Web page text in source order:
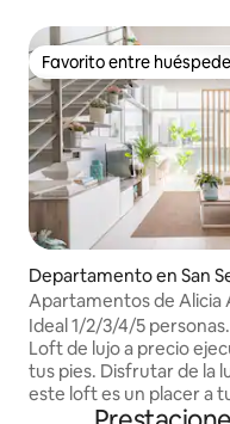
Favorito entre
Favorito entre
Departamento en San
stián de los Reyes
Apartamentos de
Parking , Lux...
Ideal 1/2/3/4/5
Loft de lujo a precio
tus pies. Disfrutar de la luz y las vistas de
este loft es un placer a
Relajarse en él es